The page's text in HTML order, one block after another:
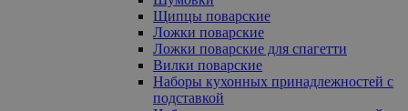
Щипцы поварские
Ложки поварские
Ложки поварские для спагетти
Вилки поварские
Наборы кухонных принадлежностей с
подставкой